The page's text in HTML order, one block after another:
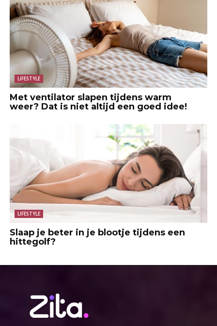
LIFESTYLE
Met ventilator slapen tijdens warm
weer? Dat is niet altijd een goed idee!
LIFESTYLE
Slaap je beter in je blootje tijdens een
hittegolf?